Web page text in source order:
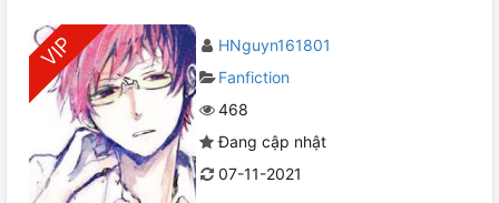
HNguyn161801
Fanfiction
468
Đang cập nhật
07-11-2021